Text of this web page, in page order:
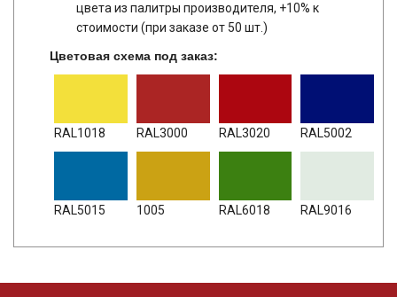
цвета из палитры производителя, +10% к
стоимости (при заказе от 50 шт.)
Цветовая схема под заказ:
RAL1018 RAL3000 RAL3020 RAL5002
RAL5015 1005 RAL6018 RAL9016